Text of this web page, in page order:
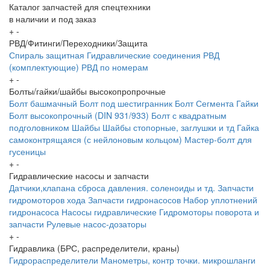
Каталог запчастей для спецтехники
в наличии и под заказ
+ -
РВД/Фитинги/Переходники/Защита
Спираль защитная Гидравлические соединения РВД
(комплектующие) РВД по номерам
+ -
Болты/гайки/шайбы высокопропрочные
Болт башмачный Болт под шестигранник Болт Сегмента Гайки
Болт высокопрочный (DIN 931/933) Болт с квадратным
подголовником Шайбы Шайбы стопорные, заглушки и тд Гайка
самоконтрящаяся (с нейлоновым кольцом) Мастер-болт для
гусеницы
+ -
Гидравлические насосы и запчасти
Датчики,клапана сброса давления. соленоиды и тд. Запчасти
гидромоторов хода Запчасти гидронасосов Набор уплотнений
гидронасоса Насосы гидравлические Гидромоторы поворота и
запчасти Рулевые насос-дозаторы
+ -
Гидравлика (БРС, распределители, краны)
Гидрораспределители Манометры, контр точки. микрошланги